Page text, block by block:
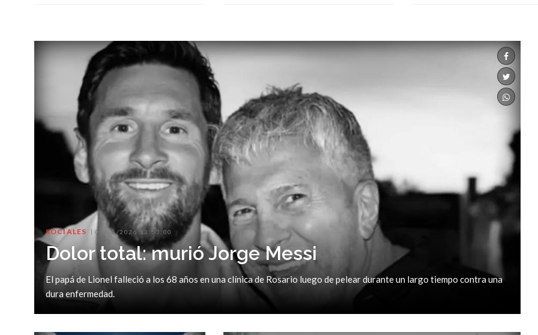
SOCIALES 08/08/2026 13:53:00
Dolor total: murió Jorge Messi
El papá de Lionel falleció a los 68 años en una clínica de Rosario luego de pelear durante un largo tiempo contra una
dura enfermedad.